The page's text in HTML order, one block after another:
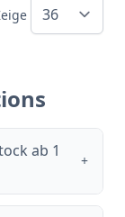
ab 1
+